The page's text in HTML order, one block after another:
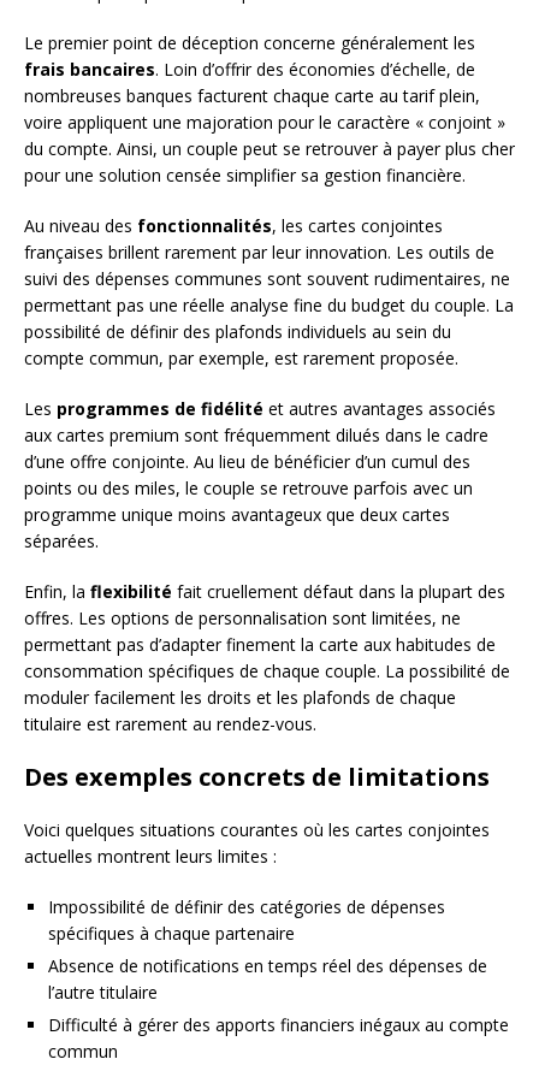
Le premier point de déception concerne généralement les
frais bancaires. Loin d’offrir des économies d’échelle, de
nombreuses banques facturent chaque carte au tarif plein,
voire appliquent une majoration pour le caractère « conjoint »
du compte. Ainsi, un couple peut se retrouver à payer plus cher
pour une solution censée simplifier sa gestion financière.
Au niveau des fonctionnalités, les cartes conjointes
françaises brillent rarement par leur innovation. Les outils de
suivi des dépenses communes sont souvent rudimentaires, ne
permettant pas une réelle analyse fine du budget du couple. La
possibilité de définir des plafonds individuels au sein du
compte commun, par exemple, est rarement proposée.
Les programmes de fidélité et autres avantages associés
aux cartes premium sont fréquemment dilués dans le cadre
d’une offre conjointe. Au lieu de bénéficier d’un cumul des
points ou des miles, le couple se retrouve parfois avec un
programme unique moins avantageux que deux cartes
séparées.
Enfin, la flexibilité fait cruellement défaut dans la plupart des
offres. Les options de personnalisation sont limitées, ne
permettant pas d’adapter finement la carte aux habitudes de
consommation spécifiques de chaque couple. La possibilité de
moduler facilement les droits et les plafonds de chaque
titulaire est rarement au rendez-vous.
Des exemples concrets de limitations
Voici quelques situations courantes où les cartes conjointes
actuelles montrent leurs limites :
Impossibilité de définir des catégories de dépenses
spécifiques à chaque partenaire
Absence de notifications en temps réel des dépenses de
l’autre titulaire
Difficulté à gérer des apports financiers inégaux au compte
commun